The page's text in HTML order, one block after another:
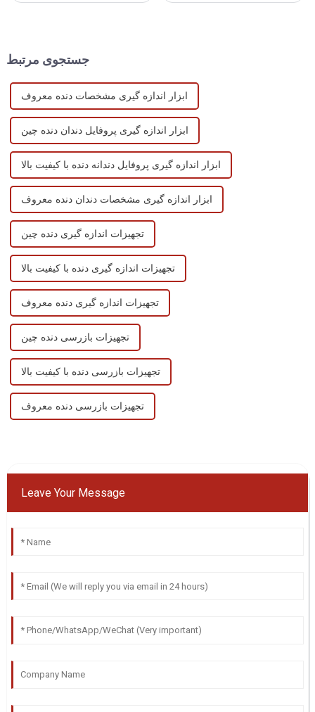
جستجوی مرتبط
ابزار اندازه گیری مشخصات دنده معروف
ابزار اندازه گیری پروفایل دندان دنده چین
ابزار اندازه گیری پروفایل دندانه دنده با کیفیت بالا
ابزار اندازه گیری مشخصات دندان دنده معروف
تجهیزات اندازه گیری دنده چین
تجهیزات اندازه گیری دنده با کیفیت بالا
تجهیزات اندازه گیری دنده معروف
تجهیزات بازرسی دنده چین
تجهیزات بازرسی دنده با کیفیت بالا
تجهیزات بازرسی دنده معروف
Leave Your Message